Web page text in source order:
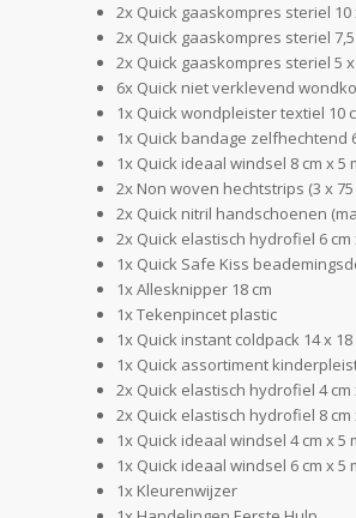
2x Quick gaaskompres steriel 10
2x Quick gaaskompres steriel
2x Quick gaaskompres steriel 5
6x Quick niet verklevend
1x Quick wondpleister textiel 10
1x Quick bandage zelfhechtend
1x Quick ideaal windsel 8 cm x 5
2x Non woven hechtstrips (3 x
2x Quick nitril handschoenen
2x Quick elastisch hydrofiel 6 cm
1x Quick Safe Kiss
1x Allesknipper 18 cm
1x Tekenpincet plastic
1x Quick instant coldpack 14 x 18
1x Quick assortiment
2x Quick elastisch hydrofiel 4 cm
2x Quick elastisch hydrofiel 8 cm
1x Quick ideaal windsel 4 cm x 5
1x Quick ideaal windsel 6 cm x 5
1x Kleurenwijzer